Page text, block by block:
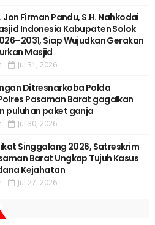
Jon Firman Pandu, S.H. Nahkodai
Indonesia Kabupaten Solok
Siap Wujudkan Gerakan
Masjid
Jul 31, 2026
Ditresnarkoba Polda
Pasaman Barat gagalkan
puluhan paket ganja
Jul 30, 2026
Singgalang 2026, Satreskrim
Barat Ungkap Tujuh Kasus
Kejahatan
Jul 27, 2026